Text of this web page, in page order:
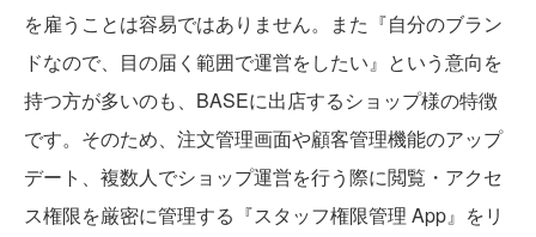
を雇うことは容易ではありません。また『自分のブラン
ドなので、目の届く範囲で運営をしたい』という意向を
持つ方が多いのも、BASEに出店するショップ様の特徴
です。そのため、注文管理画面や顧客管理機能のアップ
デート、複数人でショップ運営を行う際に閲覧・アクセ
ス権限を厳密に管理する『スタッフ権限管理 App』をリ